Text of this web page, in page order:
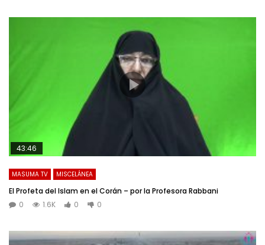
43:46
MASUMA TV MISCELÁNEA
El Profeta del Islam en el Corán – por la Profesora Rabbani
0
1.6K 0 0